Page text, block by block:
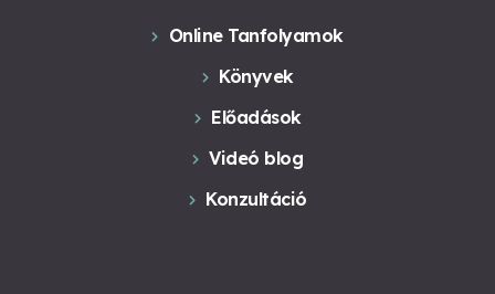
Online Tanfolyamok
Könyvek
Előadások
Videó blog
Konzultáció